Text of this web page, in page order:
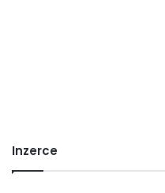
Inzerce